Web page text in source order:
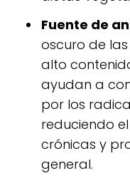
Fuente de
oscuro de
alto
ayudan a
por los
reduciendo
crónicas y
general.